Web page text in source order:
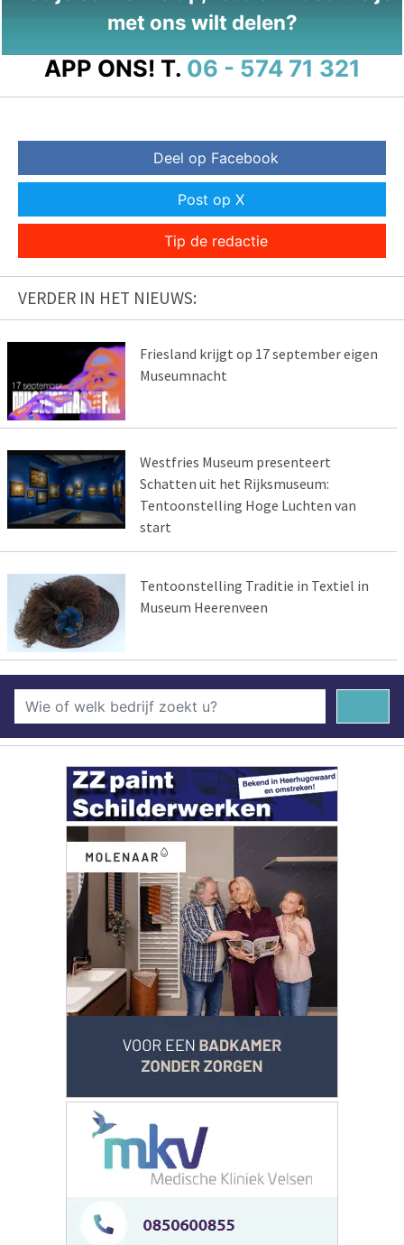
met ons wilt delen?
APP ONS! T. 06 - 574 71 321
Deel op Facebook
Post op X
Tip de redactie
VERDER IN HET NIEUWS:
Friesland krijgt op 17 september eigen
Museumnacht
Westfries Museum presenteert
Schatten uit het Rijksmuseum:
Tentoonstelling Hoge Luchten van
start
Tentoonstelling Traditie in Textiel in
Museum Heerenveen